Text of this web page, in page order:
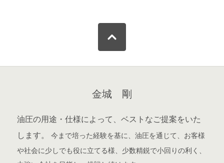
金城 剛
油圧の用途・仕様によって、ベストなご提案をいた
します。
今まで培った経験を基に、油圧を通じて、お客様
や社会に少しでも役に立てる様、少数精鋭で小回りの利く、